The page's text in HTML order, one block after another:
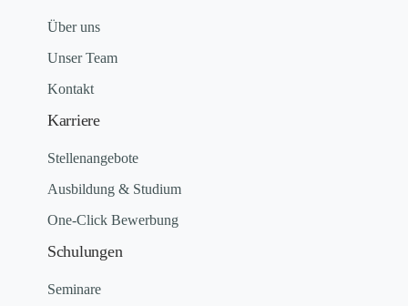
Über uns
Unser Team
Kontakt
Karriere
Stellenangebote
Ausbildung & Studium
One-Click Bewerbung
Schulungen
Seminare